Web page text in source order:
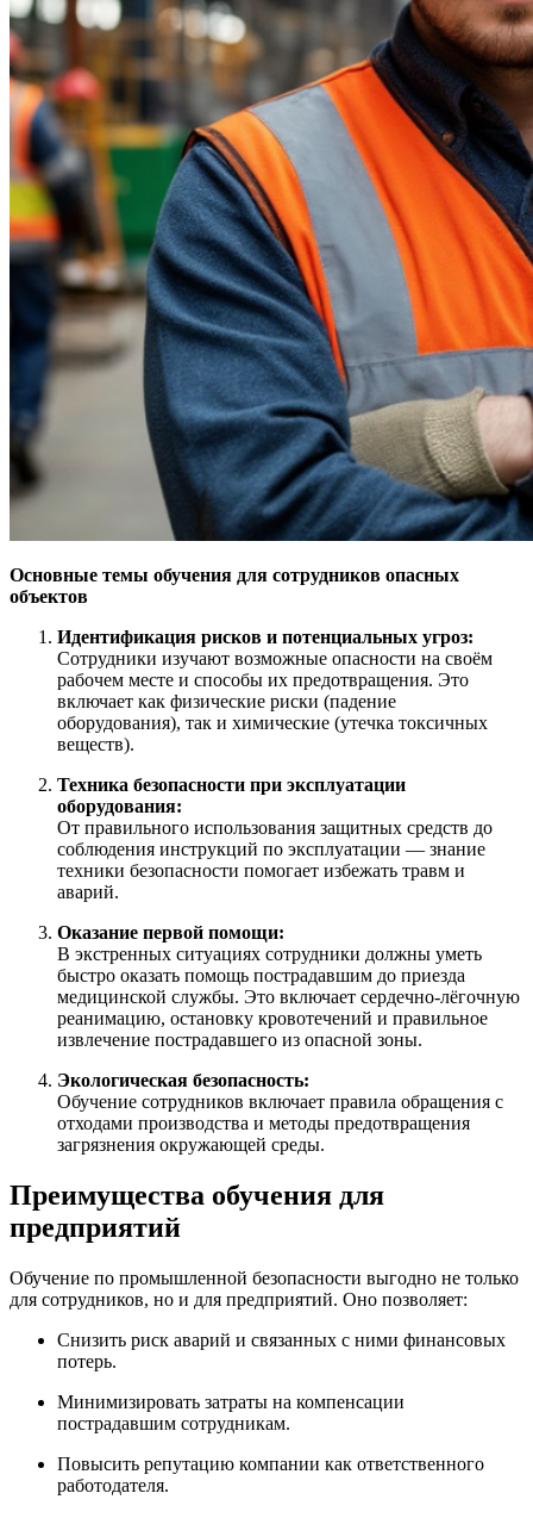
Основные темы обучения для сотрудников опасных
объектов
Идентификация рисков и потенциальных угроз:
Сотрудники изучают возможные опасности на своём
рабочем месте и способы их предотвращения. Это
включает как физические риски (падение
оборудования), так и химические (утечка токсичных
веществ).
Техника безопасности при эксплуатации
оборудования:
От правильного использования защитных средств до
соблюдения инструкций по эксплуатации — знание
техники безопасности помогает избежать травм и
аварий.
Оказание первой помощи:
В экстренных ситуациях сотрудники должны уметь
быстро оказать помощь пострадавшим до приезда
медицинской службы. Это включает сердечно-лёгочную
реанимацию, остановку кровотечений и правильное
извлечение пострадавшего из опасной зоны.
Экологическая безопасность:
Обучение сотрудников включает правила обращения с
отходами производства и методы предотвращения
загрязнения окружающей среды.
Преимущества обучения для
предприятий
Обучение по промышленной безопасности выгодно не только
для сотрудников, но и для предприятий. Оно позволяет:
Снизить риск аварий и связанных с ними финансовых
потерь.
Минимизировать затраты на компенсации
пострадавшим сотрудникам.
Повысить репутацию компании как ответственного
работодателя.